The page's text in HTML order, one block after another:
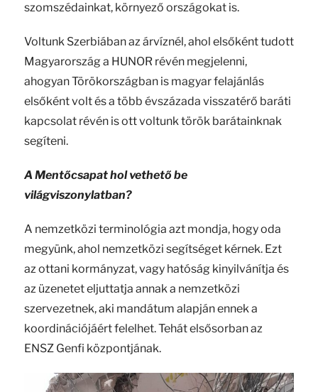
szomszédainkat, környező országokat is.
Voltunk Szerbiában az árvíznél, ahol elsőként tudott
Magyarország a HUNOR révén megjelenni,
ahogyan Törökországban is magyar felajánlás
elsőként volt és a több évszázada visszatérő baráti
kapcsolat révén is ott voltunk török barátainknak
segíteni.
A Mentőcsapat hol vethető be
világviszonylatban?
A nemzetközi terminológia azt mondja, hogy oda
megyünk, ahol nemzetközi segítséget kérnek. Ezt
az ottani kormányzat, vagy hatóság kinyilvánítja és
az üzenetet eljuttatja annak a nemzetközi
szervezetnek, aki mandátum alapján ennek a
koordinációjáért felelhet. Tehát elsősorban az
ENSZ Genfi központjának.